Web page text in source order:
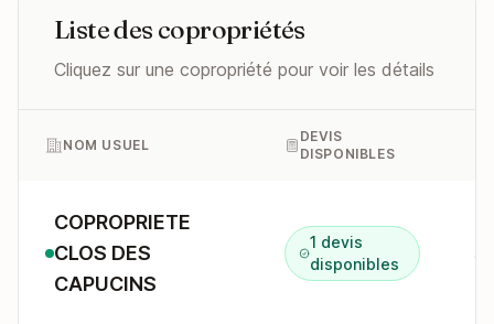
Liste des copropriétés
Cliquez sur une copropriété pour voir les détails
NOM USUEL
DEVIS
DISPONIBLES
COPROPRIETE
CLOS DES
CAPUCINS
1 devis
disponibles
5